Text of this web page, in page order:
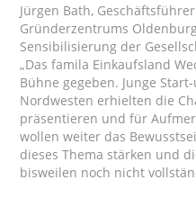
Jürgen Bath,
Gründerzentrums
Sensibilisierung der
„Das famila Einkaufsland
Bühne gegeben. Junge
Nordwesten erhielten die
präsentieren und für
wollen weiter das
dieses Thema stärken und
bisweilen noch nicht